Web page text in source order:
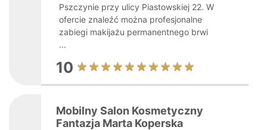
Pszczynie przy ulicy Piastowskiej 22. W
ofercie znaleźć można profesjonalne
zabiegi makijażu permanentnego brwi
...
10
Mobilny Salon Kosmetyczny
Fantazja Marta Koperska